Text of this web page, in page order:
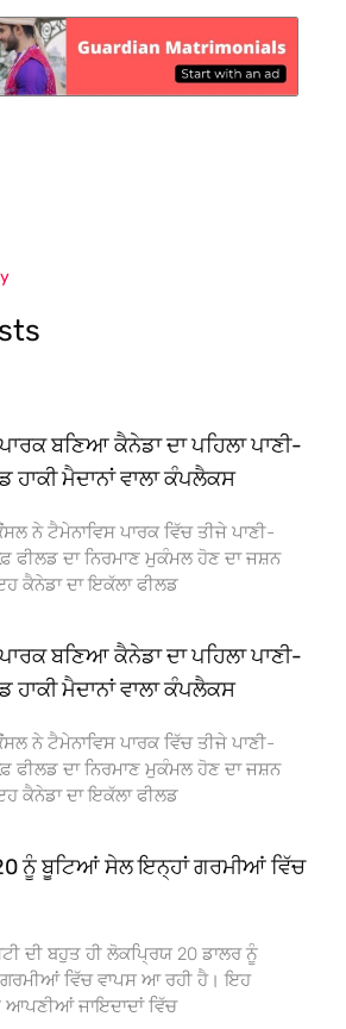
ਬਣਿਆ ਕੈਨੇਡਾ ਦਾ ਪਹਿਲਾ ਪਾਣੀ-
ਹਾਕੀ ਮੈਦਾਨਾਂ ਵਾਲਾ ਕੰਪਲੈਕਸ
ਨੇ ਟੈਮੇਨਾਵਿਸ ਪਾਰਕ ਵਿੱਚ ਤੀਜੇ ਪਾਣੀ-
ਫੀਲਡ ਦਾ ਨਿਰਮਾਣ ਮੁਕੰਮਲ ਹੋਣ ਦਾ ਜਸ਼ਨ
ਕੈਨੇਡਾ ਦਾ ਇਕੱਲਾ ਫੀਲਡ
ਬਣਿਆ ਕੈਨੇਡਾ ਦਾ ਪਹਿਲਾ ਪਾਣੀ-
ਹਾਕੀ ਮੈਦਾਨਾਂ ਵਾਲਾ ਕੰਪਲੈਕਸ
ਨੇ ਟੈਮੇਨਾਵਿਸ ਪਾਰਕ ਵਿੱਚ ਤੀਜੇ ਪਾਣੀ-
ਫੀਲਡ ਦਾ ਨਿਰਮਾਣ ਮੁਕੰਮਲ ਹੋਣ ਦਾ ਜਸ਼ਨ
ਕੈਨੇਡਾ ਦਾ ਇਕੱਲਾ ਫੀਲਡ
ਨੂੰ ਬੂਟਿਆਂ ਸੇਲ ਇਨ੍ਹਾਂ ਗਰਮੀਆਂ ਵਿੱਚ
ਦੀ ਬਹੁਤ ਹੀ ਲੋਕਪ੍ਰਿਯ 20 ਡਾਲਰ ਨੂੰ
ਵਿੱਚ ਵਾਪਸ ਆ ਰਹੀ ਹੈ। ਇਹ
ਆਪਣੀਆਂ ਜਾਇਦਾਦਾਂ ਵਿੱਚ